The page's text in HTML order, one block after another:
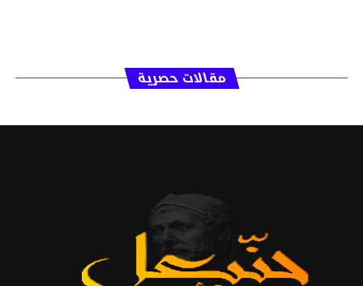
مقالات حصرية